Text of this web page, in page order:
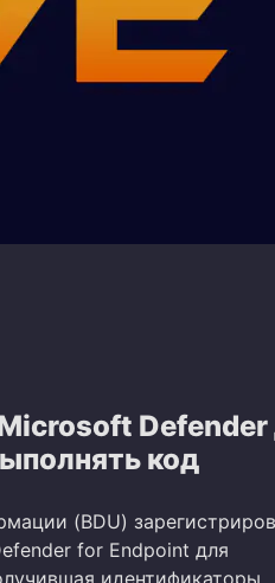
Defender
код
(BDU)
for Endpoint для
идентификаторы